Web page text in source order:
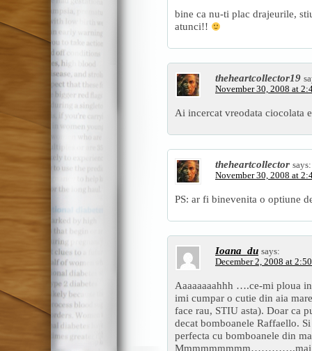
bine ca nu-ti plac drajeurile,
atunci!!
theheartcollector19
November 30, 2008 at
Ai incercat vreodata ciocolata
theheartcollector says:
November 30, 2008 at
PS: ar fi binevenita o optiune
Ioana_du says:
December 2, 2008 at
Aaaaaaaahhh ….ce-mi ploua
imi cumpar o cutie din aia
face rau, STIU asta). Doar ca
decat bomboanele Raffaello.
perfecta cu bomboanele din
Mmmmmmmmm………….mai e